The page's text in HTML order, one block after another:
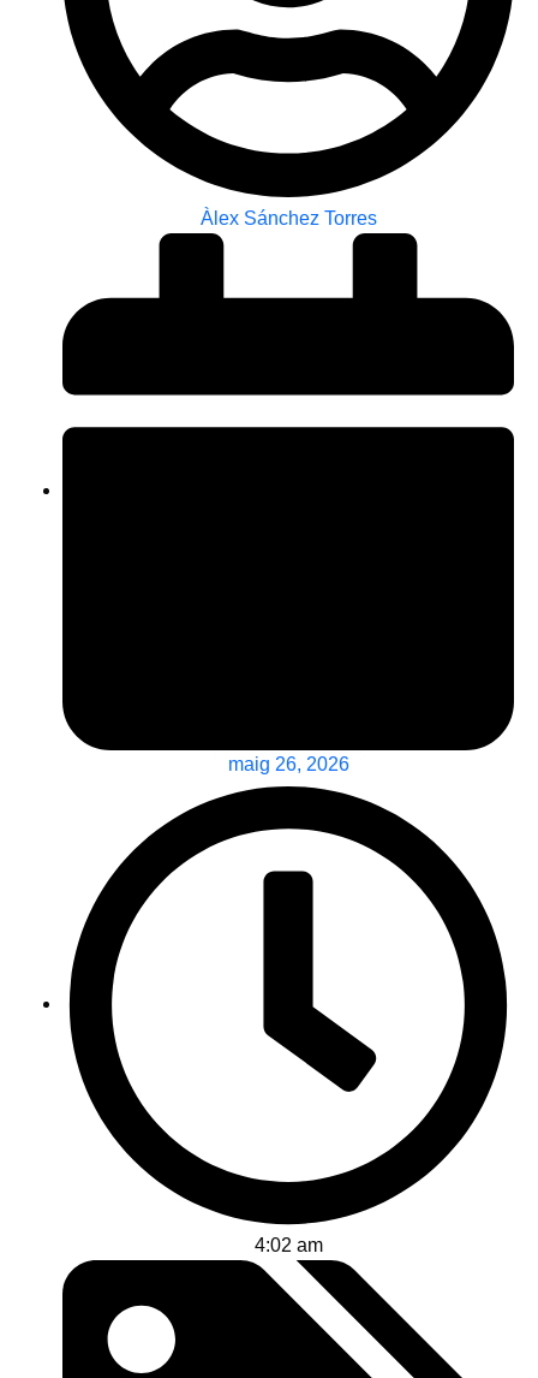
Àlex Sánchez Torres
maig 26, 2026
4:02 am